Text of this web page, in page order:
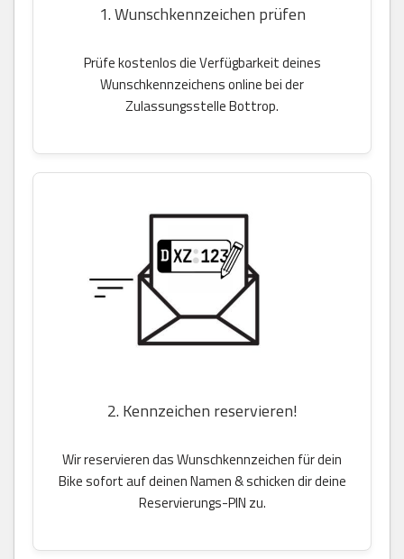
1. Wunschkennzeichen prüfen
Prüfe kostenlos die Verfügbarkeit deines
Wunschkennzeichens online bei der
Zulassungsstelle Bottrop.
2. Kennzeichen reservieren!
Wir reservieren das Wunschkennzeichen für dein
Bike sofort auf deinen Namen & schicken dir deine
Reservierungs-PIN zu.